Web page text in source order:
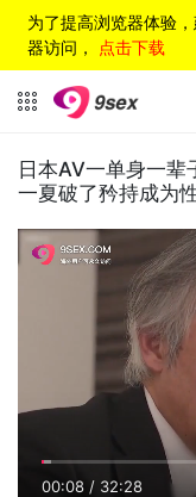
为了提高浏览器体验
器访问， 点击下载
日本AV一单身一辈
一夏破了矜持成为
00:08 / 32:28